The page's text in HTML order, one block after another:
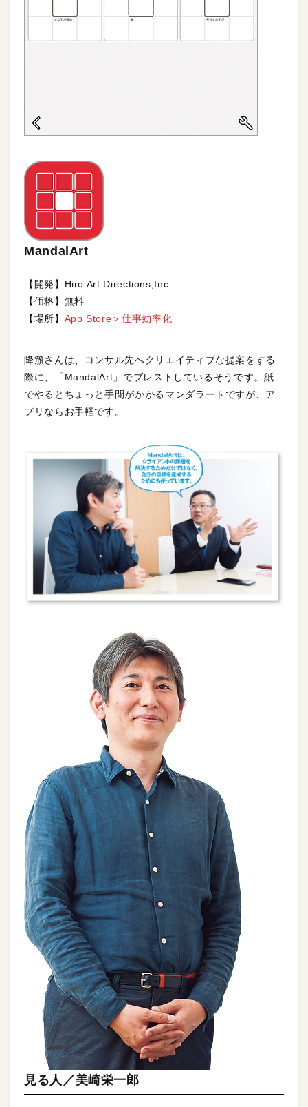
MandalArt
【開発】Hiro Art Directions,Inc.
【価格】無料
【場所】 App Store＞仕事効率化
降籏さんは、コンサル先へクリエイティブな提案をする
際に、「MandalArt」でブレストしているそうです。紙
でやるとちょっと手間がかかるマンダラートですが、ア
プリならお手軽です。
見る人／美崎栄一郎